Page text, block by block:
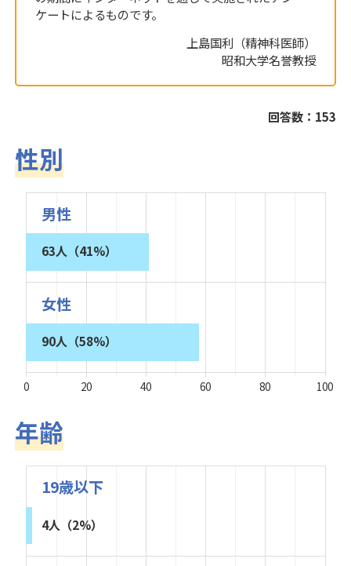
ケートによるものです。
上島国利（精神科医師）
昭和大学名誉教授
回答数：153
性別
男性
63人（41%）
女性
90人（58%）
0 20 40 60 80 100
年齢
19歳以下
4人（2%）